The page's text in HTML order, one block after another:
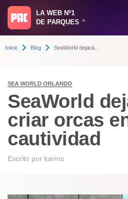
LA WEB Nº1
DE PARQUES
®
Inicio Blog SeaWorld dejará...
SEA WORLD ORLANDO
SeaWorld
criar orcas
cautividad
Escrito por karmo